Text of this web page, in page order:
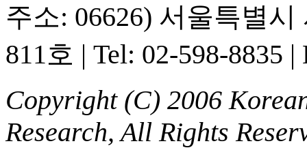
주소: 06626) 서울특별
811호 | Tel: 02-598-8835 |
Copyright (C) 2006
Research, All Rights